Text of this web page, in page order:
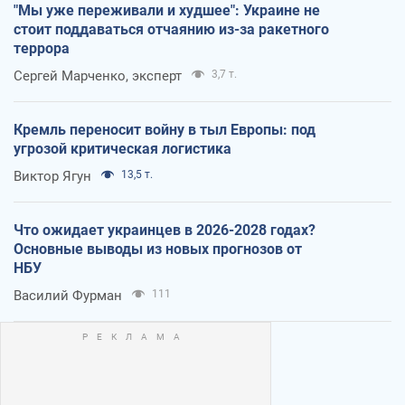
"Мы уже переживали и худшее": Украине не
стоит поддаваться отчаянию из-за ракетного
террора
Сергей Марченко, эксперт 3,7 т.
Кремль переносит войну в тыл Европы: под
угрозой критическая логистика
Виктор Ягун 13,5 т.
Что ожидает украинцев в 2026-2028 годах?
Основные выводы из новых прогнозов от
НБУ
Василий Фурман 111